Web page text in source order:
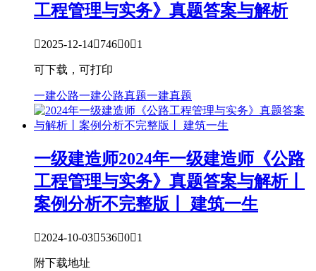
工程管理与实务》真题答案与解析
2025-12-1474601
可下载，可打印
一建公路一建公路真题一建真题
一级建造师2024年一级建造师《公路
工程管理与实务》真题答案与解析丨
案例分析不完整版丨 建筑一生
2024-10-0353601
附下载地址